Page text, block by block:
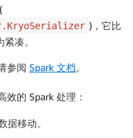
)，它比
凑。
参阅 Spark 文档。
的 Spark 处理：
据移动。